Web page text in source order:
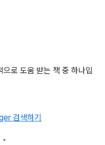
로 도움 받는 책 중 하나입
검색하기